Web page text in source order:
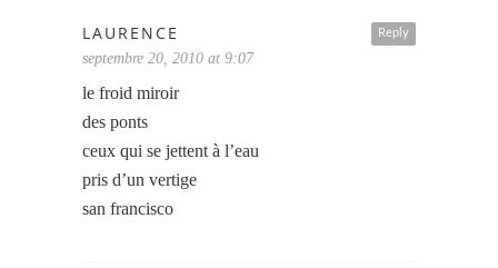
Reply
LAURENCE
septembre 20, 2010 at 9:07
le froid miroir
des ponts
ceux qui se jettent à l’eau
pris d’un vertige
san francisco